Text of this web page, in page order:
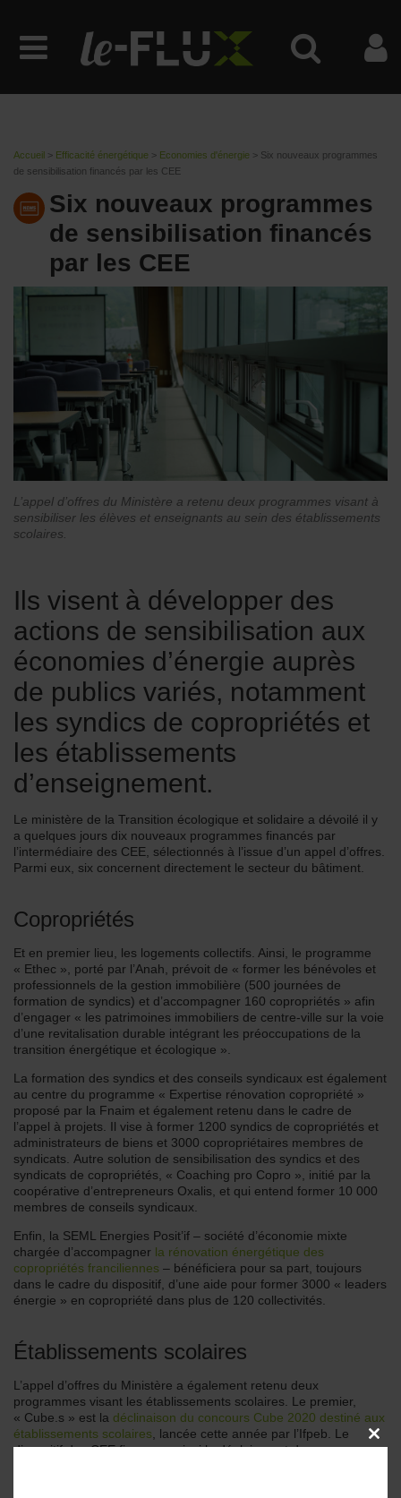
Accueil > Efficacité énergétique > Economies d'énergie > Six nouveaux programmes
de sensibilisation financés par les CEE
Six nouveaux programmes
de sensibilisation financés
par les CEE
L’appel d’offres du Ministère a retenu deux programmes visant à
sensibiliser les élèves et enseignants au sein des établissements
scolaires.
Ils visent à développer des
actions de sensibilisation aux
économies d’énergie auprès
de publics variés, notamment
les syndics de copropriétés et
les établissements
d’enseignement.
Le ministère de la Transition écologique et solidaire a dévoilé il y
a quelques jours dix nouveaux programmes financés par
l’intermédiaire des CEE, sélectionnés à l’issue d’un appel d’offres.
Parmi eux, six concernent directement le secteur du bâtiment.
Copropriétés
Et en premier lieu, les logements collectifs. Ainsi, le programme
« Ethec », porté par l’Anah, prévoit de « former les bénévoles et
professionnels de la gestion immobilière (500 journées de
formation de syndics) et d’accompagner 160 copropriétés » afin
d’engager « les patrimoines immobiliers de centre-ville sur la voie
d’une revitalisation durable intégrant les préoccupations de la
transition énergétique et écologique ».
La formation des syndics et des conseils syndicaux est également
au centre du programme « Expertise rénovation copropriété »
proposé par la Fnaim et également retenu dans le cadre de
l’appel à projets. Il vise à former 1200 syndics de copropriétés et
administrateurs de biens et 3000 copropriétaires membres de
syndicats. Autre solution de sensibilisation des syndics et des
syndicats de copropriétés, « Coaching pro Copro », initié par la
coopérative d’entrepreneurs Oxalis, et qui entend former 10 000
membres de conseils syndicaux.
Enfin, la SEML Energies Posit’if – société d’économie mixte
chargée d’accompagner la rénovation énergétique des
copropriétés franciliennes – bénéficiera pour sa part, toujours
dans le cadre du dispositif, d’une aide pour former 3000 « leaders
énergie » en copropriété dans plus de 120 collectivités.
Établissements scolaires
L’appel d’offres du Ministère a également retenu deux
programmes visant les établissements scolaires. Le premier,
« Cube.s » est la déclinaison du concours Cube 2020 destiné aux
établissements scolaires , lancée cette année par l’Ifpeb. Le
dispositif des CEE financera ainsi le déploiement du concours
CLOSE